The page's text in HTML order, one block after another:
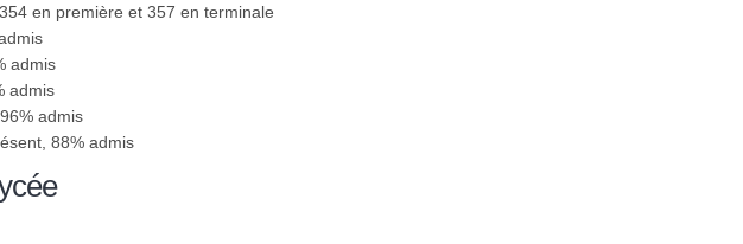
en première et 357 en terminale
admis
admis
admis
88% admis